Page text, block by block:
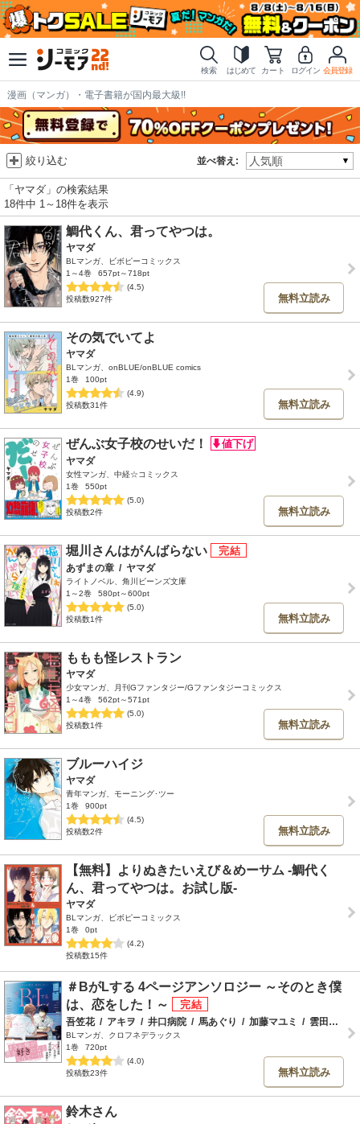
検索 はじめて カート ログイン 会員登録
漫画（マンガ）・電子書籍が国内最大級!!
並べ替え:
絞り込む
「ヤマダ」の検索結果
18件中 1～18件を表示
鯛代くん、君ってやつは。
ヤマダ
BLマンガ、ビボピーコミックス
1～4巻
657pt～718pt
(4.5)
投稿数927件
無料立読み
その気でいてよ
ヤマダ
BLマンガ、onBLUE/onBLUE comics
1巻
100pt
(4.9)
投稿数31件
無料立読み
ぜんぶ女子校のせいだ！
ヤマダ
女性マンガ、中経☆コミックス
1巻
550pt
(5.0)
投稿数2件
無料立読み
堀川さんはがんばらない
あずまの章 / ヤマダ
ライトノベル、角川ビーンズ文庫
1～2巻
580pt～600pt
(5.0)
投稿数1件
無料立読み
ももも怪レストラン
ヤマダ
少女マンガ、月刊Gファンタジー/Gファンタジーコミックス
1～4巻
562pt～571pt
(5.0)
投稿数1件
無料立読み
ブルーハイジ
ヤマダ
青年マンガ、モーニング･ツー
1巻
900pt
(4.5)
投稿数2件
無料立読み
【無料】よりぬきたいえび＆めーサム -鯛代く
ん、君ってやつは。お試し版-
ヤマダ
BLマンガ、ビボピーコミックス
1巻
0pt
(4.2)
投稿数15件
＃BがLする 4ページアンソロジー ～そのとき僕
は、恋をした！～
吾笠花 / アキヲ / 井口病院 / 馬あぐり / 加藤マユミ / 雲田はるこ
BLマンガ、クロフネデラックス
1巻
720pt
(4.0)
投稿数23件
無料立読み
鈴木さん